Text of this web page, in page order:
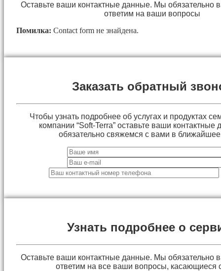
Оставьте ваши контактные данные. Мы обязательно
ответим на ваши вопросы
Помилка: Contact form не знайдена.
Заказать обратный
Чтобы узнать подробнее об услугах и продуктах
компании “Soft-Terra” оставьте ваши
обязательно свяжемся с вами в
Узнать подробнее о
Оставьте ваши контактные данные. Мы обязательно
ответим на все ваши вопросы, касающиеся